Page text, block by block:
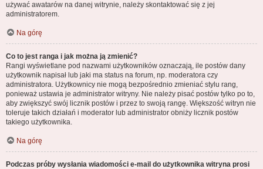
używać awatarów na danej witrynie, należy skontaktować się z jej
administratorem.
Na górę
Co to jest ranga i jak można ją zmienić?
Rangi wyświetlane pod nazwami użytkowników oznaczają, ile postów dany
użytkownik napisał lub jaki ma status na forum, np. moderatora czy
administratora. Użytkownicy nie mogą bezpośrednio zmieniać stylu rang,
ponieważ ustawia je administrator witryny. Nie należy pisać postów tylko po to,
aby zwiększyć swój licznik postów i przez to swoją rangę. Większość witryn nie
toleruje takich działań i moderator lub administrator obniży licznik postów
takiego użytkownika.
Na górę
Podczas próby wysłania wiadomości e-mail do użytkownika witryna prosi